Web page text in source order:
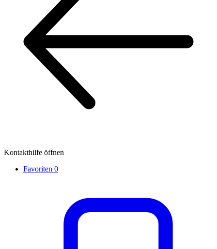
Kontakthilfe öffnen
Favoriten 0